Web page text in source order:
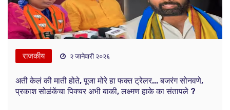
राजकीय २ जानेवारी २०२६
अती केलं की माती होते, पूजा मोरे हा फक्त ट्रेलर... बजरंग सोनवणे,
प्रकाश सोळंकेंचा पिक्चर अभी बाकी, लक्ष्मण हाके का संतापले ?